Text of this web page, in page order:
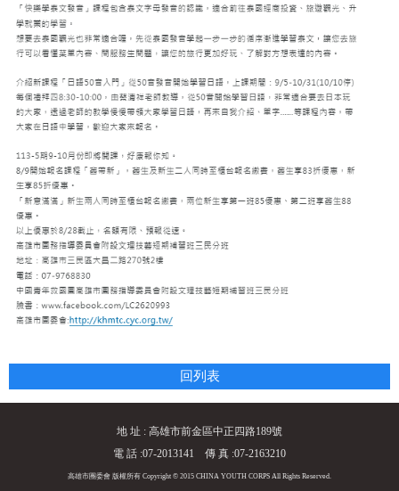
回列表
地 址 : 高雄市前金區中正四路189號
電 話 :07-2013141 傳 真 :07-2163210
高雄市團委會 版權所有 Copyright © 2015 CHINA YOUTH CORPS All Rights Reserved.